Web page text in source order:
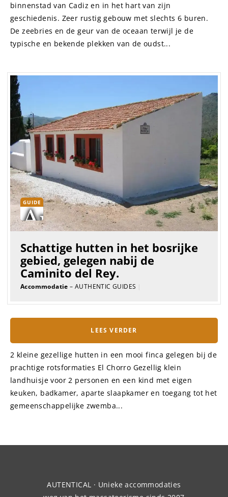
binnenstad van Cadiz en in het hart van zijn
geschiedenis. Zeer rustig gebouw met slechts 6 buren.
De zeebries en de geur van de oceaan terwijl je de
typische en bekende plekken van de oudst...
GUIDE
Schattige hutten in het bosrijke
gebied, gelegen nabij de
Caminito del Rey.
Accommodatie – AUTHENTIC GUIDES |
LEES VERDER
2 kleine gezellige hutten in een mooi finca gelegen bij de
prachtige rotsformaties El Chorro Gezellig klein
landhuisje voor 2 personen en een kind met eigen
keuken, badkamer, aparte slaapkamer en toegang tot het
gemeenschappelijke zwemba...
AUTENTICAL · Unieke accommodaties